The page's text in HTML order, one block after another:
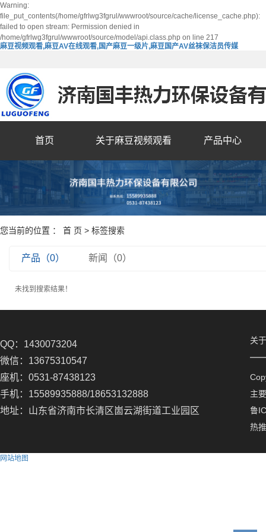
Warning:
file_put_contents(/home/gfrlwg3fgrul/wwwroot/source/cache/license_cache.php):
failed to open stream: Permission denied in
/home/gfrlwg3fgrul/wwwroot/source/model/api.class.php on line 217
麻豆视频观看,麻豆AV在线观看,国产麻豆一级片,麻豆国产AV丝袜保洁员传媒
首页 关于麻豆视频观看 产品中心
您当前的位置 ： 首 页 > 标签搜索
产品（0） 新闻（0）
未找到搜索结果！
QQ：1430073204
微信：13675310547
座机：0531-87438123
手机：15589935888/18653132888
地址：山东省济南市长清区崮云湖街道工业园区
关
主
鲁
热
网站地图